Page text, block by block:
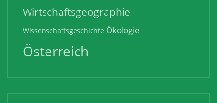
Wirtschaftsgeographie
Wissenschaftsgeschichte Ökologie
Österreich